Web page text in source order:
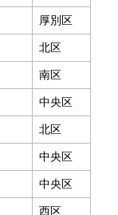
厚別区
北区
南区
中央区
北区
中央区
中央区
西区